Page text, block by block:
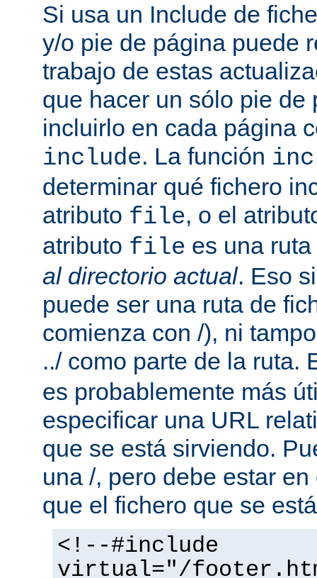
Si usa un Include de
y/o pie de página puede
trabajo de estas
que hacer un sólo pie de
incluirlo en cada página
include. La función
determinar qué fichero
atributo file, o el
atributo file es una
al directorio actual. Eso
puede ser una ruta de
comienza con /), ni
../ como parte de la ruta.
es probablemente más
especificar una URL
que se está sirviendo.
una /, pero debe estar
que el fichero que se
<!--#include
virtual="/